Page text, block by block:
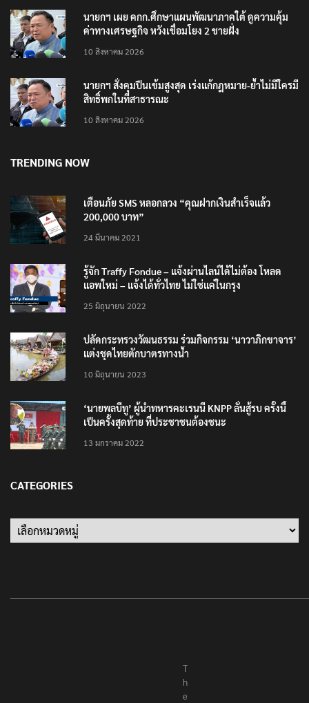
นายกฯ เผย คกก.ศึกษาแผนพัฒนาภาคใต้ ดูความคุ้ม
ค่าทางเศรษฐกิจ หวังเชื่อมโยง 2 ชายฝั่ง
10 สิงหาคม 2026
นายกฯ สั่งคุมปืนเข้มสูงสุด เร่งแก้กฎหมาย-ย้ำไม่มีใครมี
สิทธิ์พกในที่สาธารณะ
10 สิงหาคม 2026
TRENDING NOW
เตือนภัย SMS หลอกลวง “คุณฝากเงินสำเร็จแล้ว
200,000 บาท”
24 มีนาคม 2021
รู้จัก Traffy Fondue – แจ้งผ่านไลน์ได้ไม่ต้อง โหลด
แอพใหม่ – แจ้งได้ทั่วไทย ไม่ใช่แค่ในกรุง
25 มิถุนายน 2022
ปลัดกระทรวงวัฒนธรรม ร่วมกิจกรรม ‘นาวาภิกขาจาร’
แต่งชุดไทยตักบาตรทางน้ำ
10 มิถุนายน 2023
‘นายพลบีทู’ ผู้นำทหารคะเรนนี KNPP ลั่นสู้รบ ครั้งนี้
เป็นครั้งสุดท้าย ที่ประชาชนต้องชนะ
13 มกราคม 2022
CATEGORIES
Categories
T
h
e